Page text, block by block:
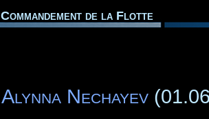
Commandement de la Flotte
Alynna Nechayev